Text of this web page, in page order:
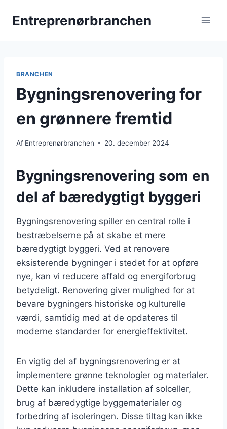
Entreprenørbranchen
BRANCHEN
Bygningsrenovering for
en grønnere fremtid
Af Entreprenørbranchen 20. december 2024
Bygningsrenovering som en
del af bæredygtigt byggeri
Bygningsrenovering spiller en central rolle i
bestræbelserne på at skabe et mere
bæredygtigt byggeri. Ved at renovere
eksisterende bygninger i stedet for at opføre
nye, kan vi reducere affald og energiforbrug
betydeligt. Renovering giver mulighed for at
bevare bygningers historiske og kulturelle
værdi, samtidig med at de opdateres til
moderne standarder for energieffektivitet.
En vigtig del af bygningsrenovering er at
implementere grønne teknologier og materialer.
Dette kan inkludere installation af solceller,
brug af bæredygtige byggematerialer og
forbedring af isoleringen. Disse tiltag kan ikke